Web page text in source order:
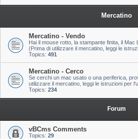
Mercatino
Mercatino - Vendo
Hai il mouse rotto, la stampante finita, il Mac
(Prima di utilizzare il mercatino, leggi le
Topics: 491
Mercatino - Cerco
Se cerchi un mac usato o una periferica,
utilizzare il mercatino, leggi le istruzioni per
Topics: 234
Forum
vBCms Comments
Topics: 29